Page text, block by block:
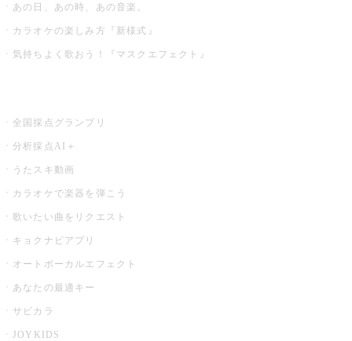
あの日、あの時、あの音楽。
カラオケの楽しみ方『新様式』
気持ちよく歌おう！『マスクエフェクト』
全国採点グランプリ
分析採点AI＋
うたスキ動画
カラオケで楽器を弾こう
歌いたい曲をリクエスト
キョクナビアプリ
オートボーカルエフェクト
あなたの最適キー
サビカラ
JOYKIDS